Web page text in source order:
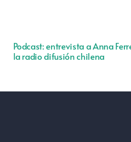
Podcast: entrevista a Anna
la radio difusión chilena